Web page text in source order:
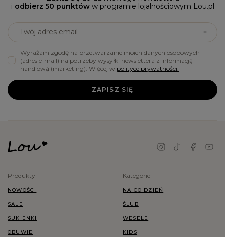
i odbierz 50 punktóww programie lojalnościowym Lou.pl
Twój adres email
Wyrażam zgodę na przetwarzanie moich danych osobowych
(adres e-mail) na potrzeby wysyłki newslettera z informacją
handlową (marketing). Więcej w polityce prywatności.
ZAPISZ SIĘ
Produkty
NOWOŚCI
SALE
SUKIENKI
OBUWIE
Kategorie
NA CO DZIEŃ
ŚLUB
WESELE
KIDS